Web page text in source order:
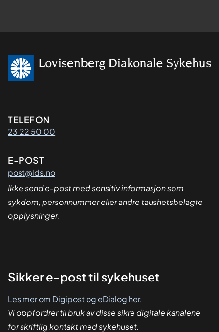
Kontaktinformasjon
TELEFON
23 22 50 00
E-POST
post@lds.no
Ikke send e-post med sensitiv informasjon som
sykdom, personnummer eller andre taushetsbelagte
opplysninger.
Sikker
Sikker e-post til sykehuset
Les mer om Digipost og eDialog her.
Vi oppfordrer til bruk av disse sikre digitale kanalene
for skriftlig kontakt med sykehuset.